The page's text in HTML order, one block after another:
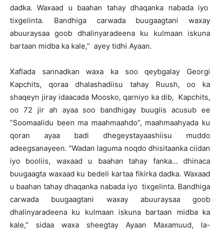
dadka. Waxaad u baahan tahay dhaqanka nabada iyo
tixgelinta. Bandhiga carwada buugaagtani waxay
abuuraysaa goob dhalinyaradeena ku kulmaan iskuna
bartaan midba ka kale,” ayey tidhi Ayaan.
Xaflada sannadkan waxa ka soo qeybgalay Georgi
Kapchits, qoraa dhalashadiisu tahay Ruush, oo ka
shaqeyn jiray idaacada Moosko, qarniyo ka dib, Kapchits,
oo 72 jir ah ayaa soo bandhigay buugiis acusub ee
“Soomaalidu been ma maahmaahdo”, maahmaahyada ku
qoran ayaa badi dhegeystayaashiisu muddo
adeegsanayeen. "Wadan laguma noqdo dhisitaanka ciidan
iyo booliis, waxaad u baahan tahay fanka… dhinaca
buugaagta waxaad ku bedeli kartaa fikirka dadka. Waxaad
u baahan tahay dhaqanka nabada iyo tixgelinta. Bandhiga
carwada buugaagtani waxay abuuraysaa goob
dhalinyaradeena ku kulmaan iskuna bartaan midba ka
kale,” sidaa waxa sheegtay Ayaan Maxamuud, la-